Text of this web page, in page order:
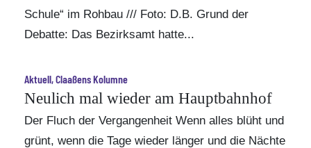
Schule“ im Rohbau /// Foto: D.B. Grund der
Debatte: Das Bezirksamt hatte...
Aktuell, Claaßens Kolumne
Neulich mal wieder am Hauptbahnhof
Der Fluch der Vergangenheit Wenn alles blüht und
grünt, wenn die Tage wieder länger und die Nächte